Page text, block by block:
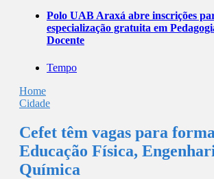
Polo UAB Araxá abre inscrições
especialização gratuita em
Docente
Tempo
Home
Cidade
Cefet têm vagas para
Educação Física,
Química